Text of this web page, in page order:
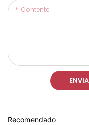
Contente
Recomendado